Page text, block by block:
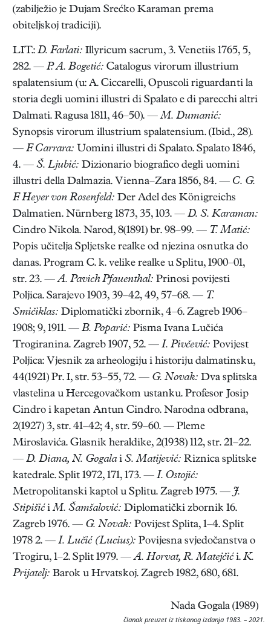
(zabilježio je Dujam Srećko Karaman prema
obiteljskoj tradiciji).
LIT.: D. Farlati: Illyricum sacrum, 3. Venetiis 1765, 5,
282. — P. A. Bogetić: Catalogus virorum illustrium
spalatensium (u: A. Ciccarelli, Opuscoli riguardanti la
storia degli uomini illustri di Spalato e di parecchi altri
Dalmati. Ragusa 1811, 46–50). —M. Dumanić:
Synopsis virorum illustrium spalatensium. (Ibid., 28).
— F. Carrara: Uomini illustri di Spalato. Spalato 1846,
4. — Š. Ljubić: Dizionario biografico degli uomini
illustri della Dalmazia. Vienna–Zara 1856, 84. — C. G.
F. Heyer von Rosenfeld: Der Adel des Königreichs
Dalmatien. Nürnberg 1873, 35, 103. — D. S. Karaman:
Cindro Nikola. Narod, 8(1891) br. 98–99. — T. Matić:
Popis učitelja Spljetske realke od njezina osnutka do
danas. Program C. k. velike realke u Splitu, 1900–01,
str. 23. —A. Pavich Pfauenthal: Prinosi povijesti
Poljica. Sarajevo 1903, 39–42, 49, 57–68. — T.
Smičiklas: Diplomatički zbornik, 4–6. Zagreb 1906–
1908; 9, 1911. — B. Poparić: Pisma Ivana Lučića
Trogiranina. Zagreb 1907, 52. — I. Pivčević: Povijest
Poljica: Vjesnik za arheologiju i historiju dalmatinsku,
44(1921) Pr. I, str. 53–55, 72. — G. Novak: Dva splitska
vlastelina u Hercegovačkom ustanku. Profesor Josip
Cindro i kapetan Antun Cindro. Narodna odbrana,
2(1927) 3, str. 41–42; 4, str. 59–60. — Pleme
Miroslavića. Glasnik heraldike, 2(1938) 112, str. 21–22.
— D. Diana, N. Gogalai S. Matijević: Riznica splitske
katedrale. Split 1972, 171, 173. — I. Ostojić:
Metropolitanski kaptol u Splitu. Zagreb 1975. — J.
Stipišić iM. Šamšalović: Diplomatički zbornik 16.
Zagreb 1976. — G. Novak: Povijest Splita, 1–4. Split
1978 2. — I. Lučić (Lucius): Povijesna svjedočanstva o
Trogiru, 1–2. Split 1979. —A. Horvat, R. Matejčić i. K.
Prijatelj: Barok u Hrvatskoj. Zagreb 1982, 680, 681.
Nada Gogala (1989)
članak preuzet iz tiskanog izdanja 1983. – 2021.